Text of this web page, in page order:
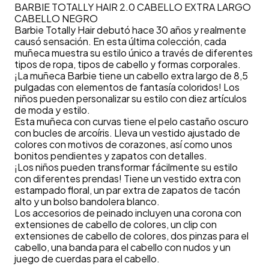
BARBIE TOTALLY HAIR 2.0 CABELLO EXTRA LARGO
CABELLO NEGRO
Barbie Totally Hair debutó hace 30 años y realmente
causó sensación. En esta última colección, cada
muñeca muestra su estilo único a través de diferentes
tipos de ropa, tipos de cabello y formas corporales.
¡La muñeca Barbie tiene un cabello extra largo de 8,5
pulgadas con elementos de fantasía coloridos! Los
niños pueden personalizar su estilo con diez artículos
de moda y estilo.
Esta muñeca con curvas tiene el pelo castaño oscuro
con bucles de arcoíris. Lleva un vestido ajustado de
colores con motivos de corazones, así como unos
bonitos pendientes y zapatos con detalles.
¡Los niños pueden transformar fácilmente su estilo
con diferentes prendas! Tiene un vestido extra con
estampado floral, un par extra de zapatos de tacón
alto y un bolso bandolera blanco.
Los accesorios de peinado incluyen una corona con
extensiones de cabello de colores, un clip con
extensiones de cabello de colores, dos pinzas para el
cabello, una banda para el cabello con nudos y un
juego de cuerdas para el cabello.